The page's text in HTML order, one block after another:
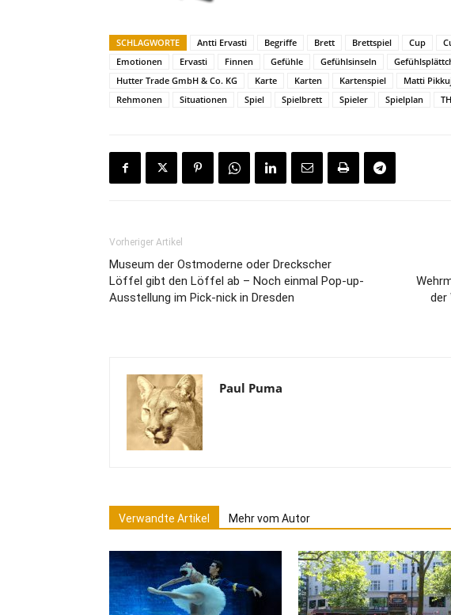
SCHLAGWORTE Antti Ervasti Begriffe Brett Brettspiel Cup
Emotionen
Ervasti Finnen Gefühle Gefühlsinseln
Hutter Trade GmbH & Co. KG
Karte Karten Kartenspiel Matti
Rehmonen
Situationen Spiel Spielbrett Spieler Spielplan
Vorheriger Artikel
Museum der Ostmoderne oder Dreckscher
Löffel gibt den Löffel ab – Noch einmal Pop-up-
Ausstellung im Pick-nick in Dresden
der
Paul Puma
Verwandte Artikel Mehr vom Autor